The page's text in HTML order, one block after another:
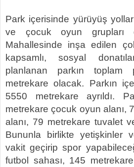
Park içerisinde yürüyüş
ve çocuk oyun grupları
Mahallesinde inşa edilen
kapsamlı, sosyal
planlanan parkın toplam
metrekare olacak. Parkın
5550 metrekare ayrıldı.
metrekare çocuk oyun alanı,
alanı, 79 metrekare tuvalet
Bununla birlikte yetişkinler
vakit geçirip spor
futbol sahası, 145